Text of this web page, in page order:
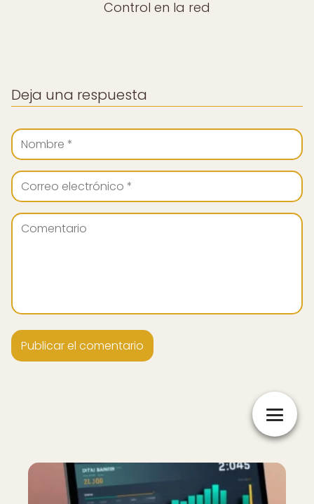
Control en la red
Deja una respuesta
Nuevo